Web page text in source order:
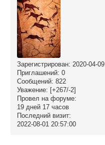
Зарегистрирован: 2020-04-09
Приглашений: 0
Сообщений: 822
Уважение: [+267/-2]
Провел на форуме:
19 дней 17 часов
Последний визит:
2022-08-01 20:57:00